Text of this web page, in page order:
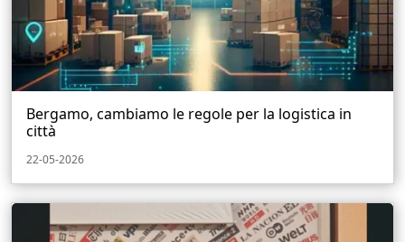
Bergamo, cambiamo le regole per la logistica in
città
22-05-2026